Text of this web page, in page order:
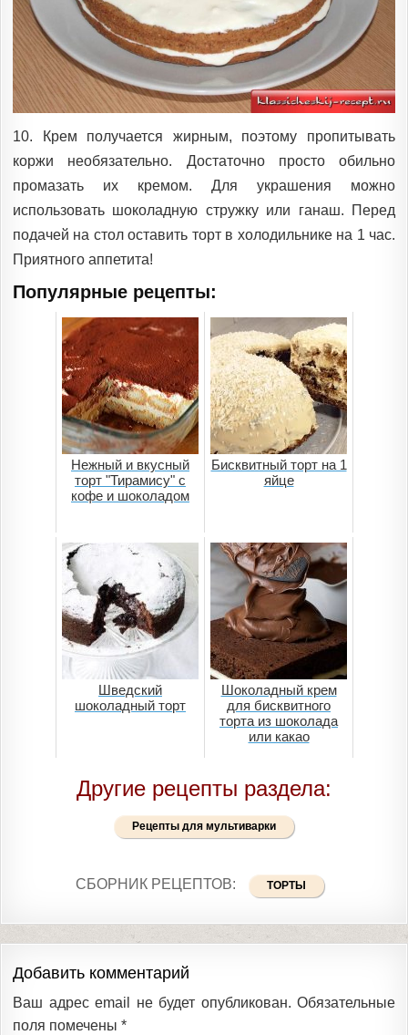
10. Крем получается жирным, поэтому пропитывать
коржи необязательно. Достаточно просто обильно
промазать их кремом. Для украшения можно
использовать шоколадную стружку или ганаш. Перед
подачей на стол оставить торт в холодильнике на 1 час.
Приятного аппетита!
Популярные рецепты:
Нежный и вкусный
торт "Тирамису" с
кофе и шоколадом
Бисквитный торт на 1
яйце
Шведский
шоколадный торт
Шоколадный крем
для бисквитного
торта из шоколада
или какао
Другие рецепты раздела:
Рецепты для мультиварки
СБОРНИК РЕЦЕПТОВ: ТОРТЫ
Добавить комментарий
Ваш адрес email не будет опубликован. Обязательные
поля помечены *